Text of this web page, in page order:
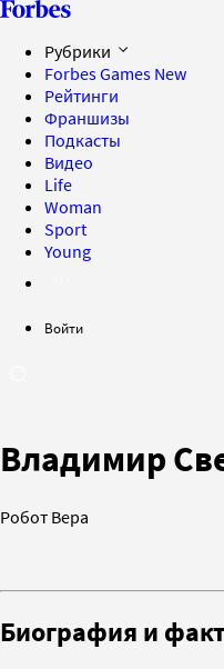
Рубрики
Forbes Games New
Рейтинги
Франшизы
Подкасты
Видео
Life
Woman
Sport
Young
Войти
Владимир
Робот Вера
Биография и